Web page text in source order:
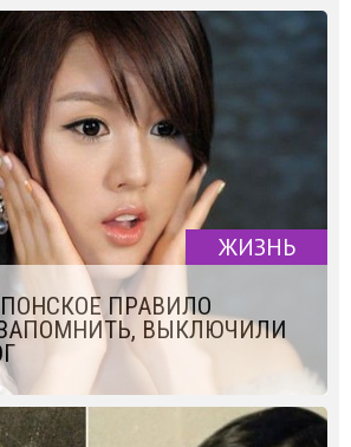
ЖИЗНЬ
ПРАВИЛО
ВЫКЛЮЧИЛИ